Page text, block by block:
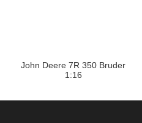
John Deere 7R 350 Bruder
1:16